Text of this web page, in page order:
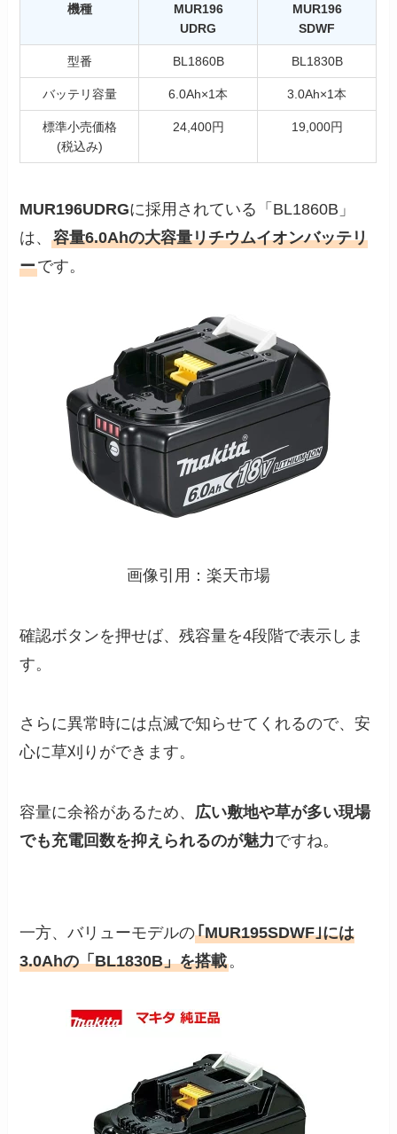
機種
MUR196
UDRG
MUR196
SDWF
型番 BL1860B BL1830B
バッテリ容量 6.0Ah×1本 3.0Ah×1本
標準小売価格
(税込み)
24,400円 19,000円
MUR196UDRGに採用されている「BL1860B」
は、容量6.0Ahの大容量リチウムイオンバッテリ
ーです。
画像引用：楽天市場
確認ボタンを押せば、残容量を4段階で表示しま
す。
さらに異常時には点滅で知らせてくれるので、安
心に草刈りができます。
容量に余裕があるため、 広い敷地や草が多い現場
でも充電回数を抑えられるのが魅力ですね。
一方、バリューモデルの｢MUR195SDWF｣には
3.0Ahの「BL1830B」を搭載。